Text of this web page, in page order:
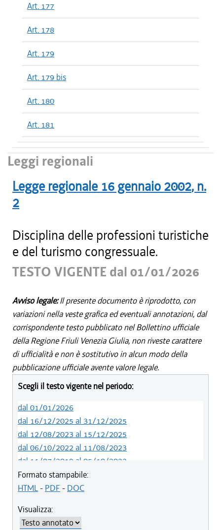
Art. 177
Art. 178
Art. 179
Art. 179 bis
Art. 180
Art. 181
Leggi regionali
Legge regionale 16 gennaio 2002, n.
2
Disciplina delle professioni turistiche
e del turismo congressuale.
TESTO VIGENTE dal 01/01/2026
Avviso legale:Il presente documento è riprodotto, con
variazioni nella veste grafica ed eventuali annotazioni, dal
corrispondente testo pubblicato nel Bollettino ufficiale
della Regione Friuli Venezia Giulia, non riveste carattere
di ufficialità e non è sostitutivo in alcun modo della
pubblicazione ufficiale avente valore legale.
Scegli il testo vigente nel periodo:
dal 01/01/2026
dal 16/12/2025 al 31/12/2025
dal 12/08/2023 al 15/12/2025
dal 06/10/2022 al 11/08/2023
dal 11/07/2019 al 05/10/2022
dal 01/05/2019 al 10/07/2019
dal 12/04/2018 al 30/04/2019
dal 01/01/2018 al 28/03/2018
dal 09/11/2017 al 31/12/2017
Formato stampabile:
HTML- PDF - DOC
Visualizza: